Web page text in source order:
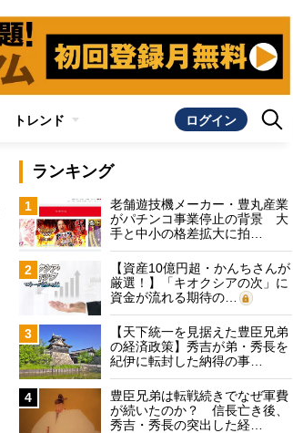
トレンド ログイン
ランキング
1
老舗遊技機メーカー・豊丸産業
がパチンコ事業停止の背景 大
手と中小の格差拡大に拍…
2
【資産10億円超・かんちさんが
厳選！】「キオクシアの次」に
資金が流れる期待の…
3
【天下統一を見据えた豊臣兄弟
の経済政策】秀吉が弟・秀長を
紀伊に転封した納得の事…
4
豊臣兄弟は転戦続きでなぜ軍費
が続いたのか？ 信長亡き後、
秀吉・秀長の突出した経…